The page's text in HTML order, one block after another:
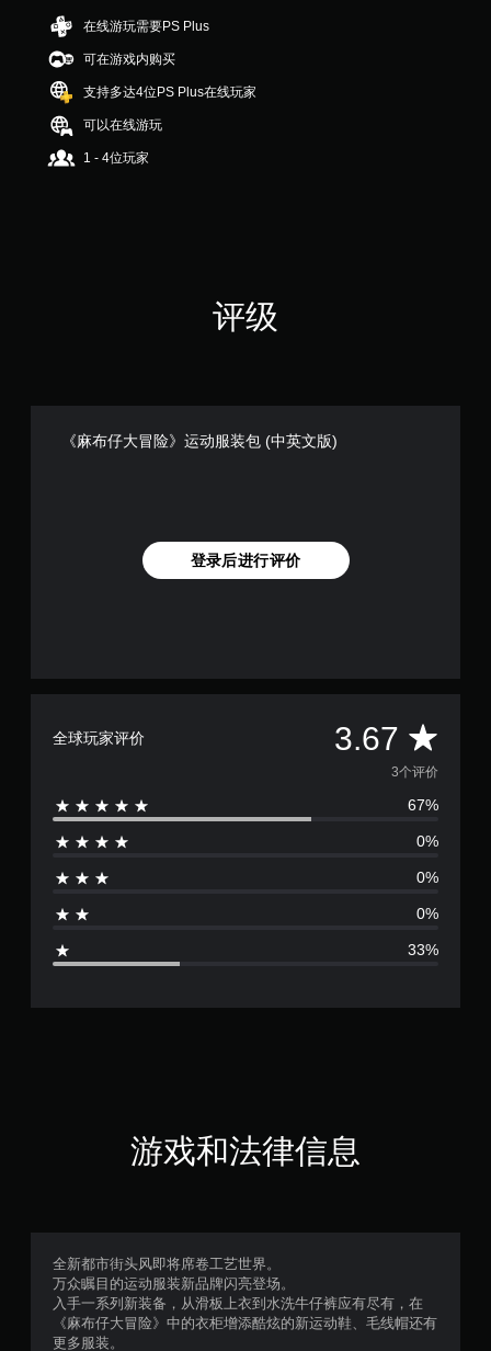
星
，
3
个
价
）
在线游玩需要PS Plus
可在游戏内购买
支持多达4位PS Plus在线玩家
可以在线游玩
1 - 4位玩家
评级
《麻布仔大冒险》运动服装包 (中英文版)
登录后进行评价
全球玩家评价 3.67 平
均
评
价
7
颗
3个评价
67%
0%
0%
0%
33%
游戏和法律信息
全新都市街头风即将席卷工艺世界。
万众瞩目的运动服装新品牌闪亮登场。
入手一系列新装备，从滑板上衣到水洗牛仔裤应有尽有，在
《麻布仔大冒险》中的衣柜增添酷炫的新运动鞋、毛线帽还有
更多服装。